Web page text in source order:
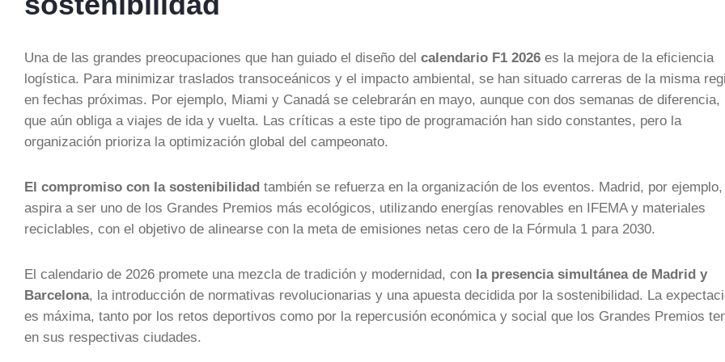
Una de las grandes preocupaciones que han guiado el diseño del calendario F1 2026 es la mejora de la eficiencia
logística. Para minimizar traslados transoceánicos y el impacto ambiental, se han situado carreras de la misma
en fechas próximas. Por ejemplo, Miami y Canadá se celebrarán en mayo, aunque con dos semanas de diferencia,
que aún obliga a viajes de ida y vuelta. Las críticas a este tipo de programación han sido constantes, pero la
organización prioriza la optimización global del campeonato.
El compromiso con la sostenibilidad también se refuerza en la organización de los eventos. Madrid, por ejemplo,
aspira a ser uno de los Grandes Premios más ecológicos, utilizando energías renovables en IFEMA y materiales
reciclables, con el objetivo de alinearse con la meta de emisiones netas cero de la Fórmula 1 para 2030.
El calendario de 2026 promete una mezcla de tradición y modernidad, con la presencia simultánea de Madrid y
Barcelona , la introducción de normativas revolucionarias y una apuesta decidida por la sostenibilidad. La
es máxima, tanto por los retos deportivos como por la repercusión económica y social que los Grandes Premios
en sus respectivas ciudades.